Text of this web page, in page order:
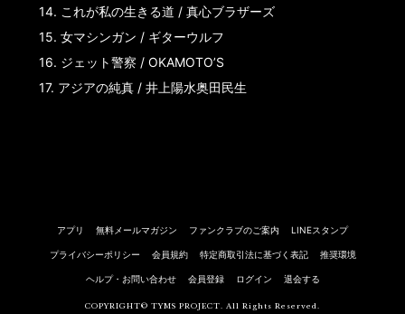
14. これが私の生きる道 / 真心ブラザーズ
15. 女マシンガン / ギターウルフ
16. ジェット警察 / OKAMOTO’S
17. アジアの純真 / 井上陽水奥田民生
アプリ 無料メールマガジン ファンクラブのご案内 LINEスタンプ
プライバシーポリシー 会員規約 特定商取引法に基づく表記 推奨環境
ヘルプ・お問い合わせ 会員登録 ログイン 退会する
COPYRIGHT© TYMS PROJECT. All Rights Reserved.